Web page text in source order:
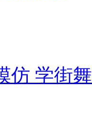
仿 学街